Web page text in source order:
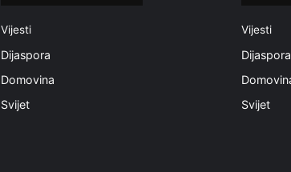
Vijesti
Dijaspora
Domovina
Svijet
Vijesti
Dijaspora
Svijet